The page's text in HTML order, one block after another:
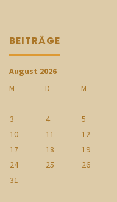
BEITRÄGE
August 2026
M
D M
3
4 5
10
11 12
17
18 19
24
25 26
31